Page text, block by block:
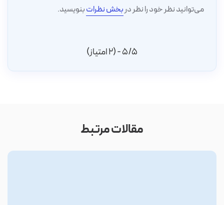
می‌توانید نظر خود را نظر در بخش نظراتبنویسید.
5/5 - (2 امتیاز)
مقالات مرتبط